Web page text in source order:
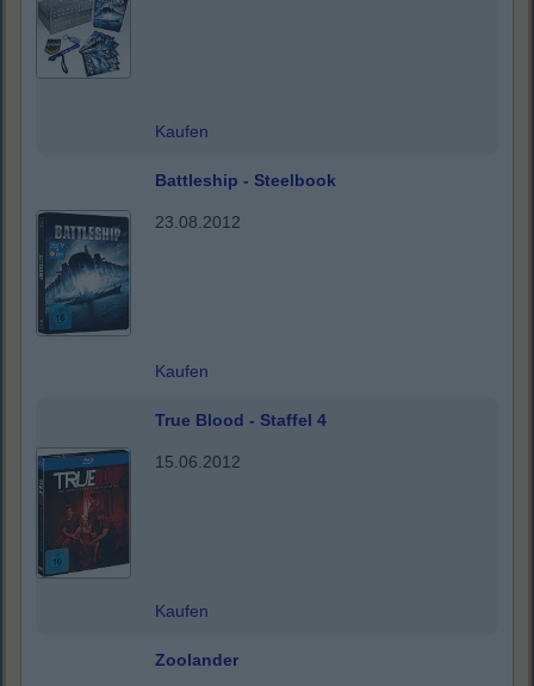
Kaufen
Battleship - Steelbook
23.08.2012
Kaufen
True Blood - Staffel 4
15.06.2012
Kaufen
Zoolander